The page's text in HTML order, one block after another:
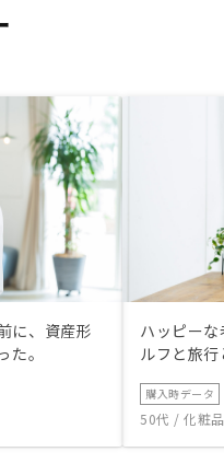
に、資産形
。
ハッピー
ルフと旅
購入時データ
50代 / 化粧